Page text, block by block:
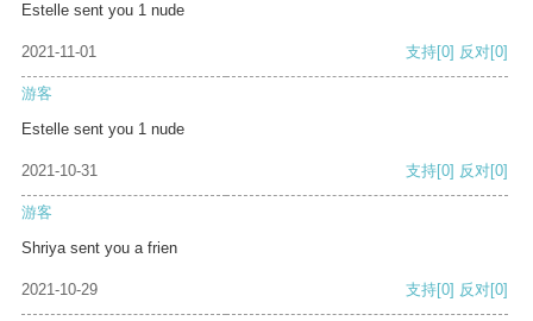
Estelle sent you 1 nude
2021-11-01 支持[0] 反对[0]
游客
Estelle sent you 1 nude
2021-10-31 支持[0] 反对[0]
游客
Shriya sent you a frien
2021-10-29 支持[0] 反对[0]